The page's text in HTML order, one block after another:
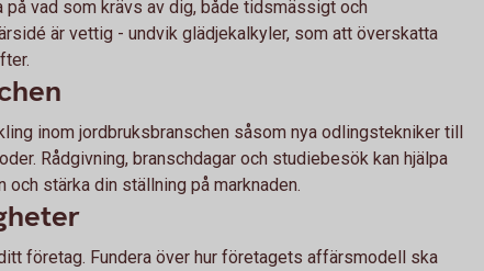
på vad som krävs av dig, både tidsmässigt och
är vettig - undvik glädjekalkyler, som att överskatta
inom jordbruksbranschen såsom nya odlingstekniker till
Rådgivning, branschdagar och studiebesök kan hjälpa
stärka din ställning på marknaden.
företag. Fundera över hur företagets affärsmodell ska